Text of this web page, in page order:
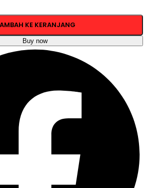
KE KERANJANG
Buy now